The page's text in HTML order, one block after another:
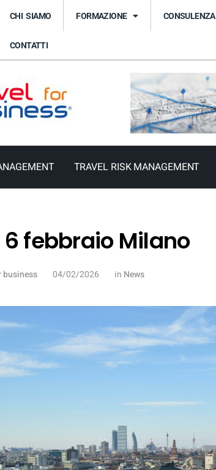
CHI SIAMO FORMAZIONE CONSULENZA
CONTATTI
TRAVEL RISK MANAGEMENT
febbraio Milano
business 04/02/2026 in News